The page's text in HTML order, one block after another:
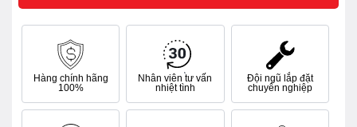
Hàng chính hãng
100%
Nhân viên tư vấn
nhiệt tình
Đội ngũ lắp đặt
chuyên nghiệp